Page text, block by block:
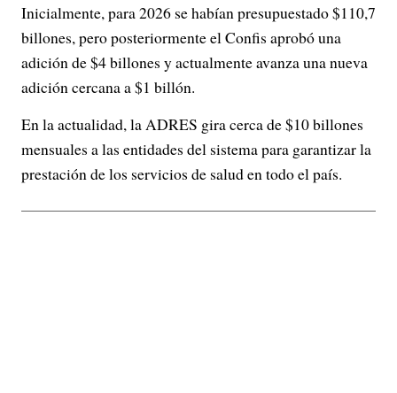
Inicialmente, para 2026 se habían presupuestado $110,7
billones, pero posteriormente el Confis aprobó una
adición de $4 billones y actualmente avanza una nueva
adición cercana a $1 billón.
En la actualidad, la ADRES gira cerca de $10 billones
mensuales a las entidades del sistema para garantizar la
prestación de los servicios de salud en todo el país.